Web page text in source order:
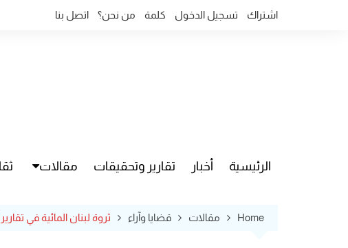
اشتراك تسجيل الدخول كلمة من نحن؟ اتصل بنا
الرئيسية أخبار تقارير وتحقيقات مقالات
Home مقالات قضايا وآراء ثروة لبنان المائية في